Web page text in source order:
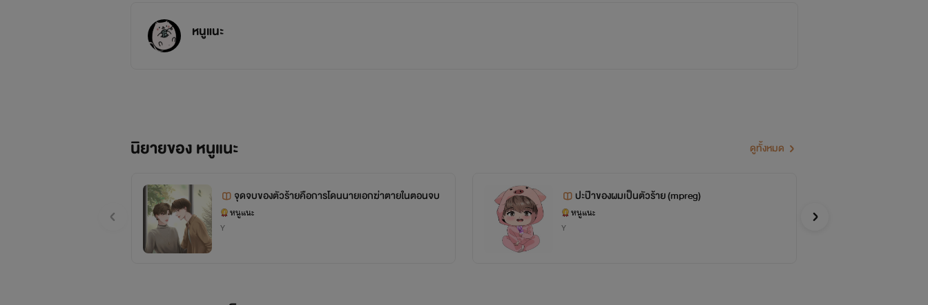
หนูแนะ
นิยายของ หนูแนะ ดูทั้งหมด
จุดจบของตัวร้ายคือการโดนนายเอกฆ่าตายในตอนจบ
หนูแนะ
Y
ปะป๊าของผมเป็นตัวร้าย (mpreg)
หนูแนะ
Y